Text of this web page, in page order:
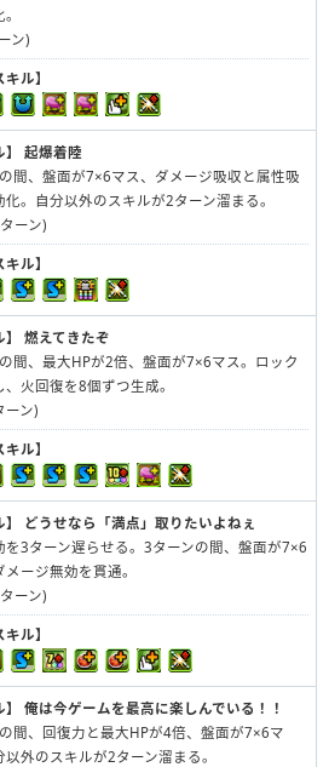
ン)
キル】
起爆着陸
間、盤面が7×6マス、ダメージ吸収と属性吸
化。自分以外のスキルが2ターン溜まる。
ーン)
キル】
燃えてきたぞ
間、最大HPが2倍、盤面が7×6マス。ロック
、火回復を8個ずつ生成。
ン)
キル】
どうせなら「満点」取りたいよねぇ
を3ターン遅らせる。3ターンの間、盤面が7×6
メージ無効を貫通。
ーン)
キル】
俺は今ゲームを最高に楽しんでいる！！
間、回復力と最大HPが4倍、盤面が7×6マ
以外のスキルが2ターン溜まる。